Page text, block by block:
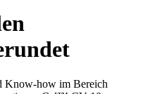
Know-how im Bereich